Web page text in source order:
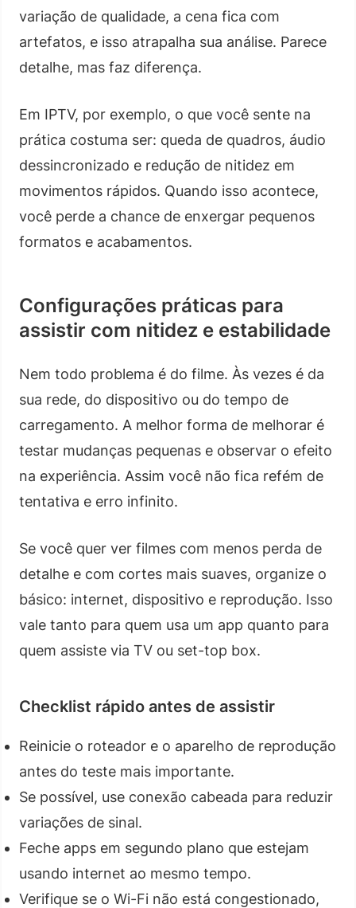
variação de qualidade, a cena fica com
artefatos, e isso atrapalha sua análise. Parece
detalhe, mas faz diferença.
Em IPTV, por exemplo, o que você sente na
prática costuma ser: queda de quadros, áudio
dessincronizado e redução de nitidez em
movimentos rápidos. Quando isso acontece,
você perde a chance de enxergar pequenos
formatos e acabamentos.
Configurações práticas para
assistir com nitidez e estabilidade
Nem todo problema é do filme. Às vezes é da
sua rede, do dispositivo ou do tempo de
carregamento. A melhor forma de melhorar é
testar mudanças pequenas e observar o efeito
na experiência. Assim você não fica refém de
tentativa e erro infinito.
Se você quer ver filmes com menos perda de
detalhe e com cortes mais suaves, organize o
básico: internet, dispositivo e reprodução. Isso
vale tanto para quem usa um app quanto para
quem assiste via TV ou set-top box.
Checklist rápido antes de assistir
Reinicie o roteador e o aparelho de reprodução
antes do teste mais importante.
Se possível, use conexão cabeada para reduzir
variações de sinal.
Feche apps em segundo plano que estejam
usando internet ao mesmo tempo.
Verifique se o Wi-Fi não está congestionado,